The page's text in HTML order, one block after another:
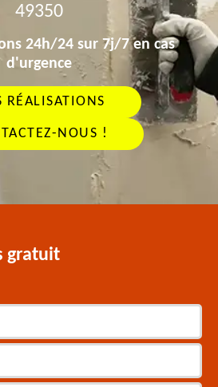
49350
24h/24 sur 7j/7 en cas
d'urgence
RÉALISATIONS
NOUS !
gratuit